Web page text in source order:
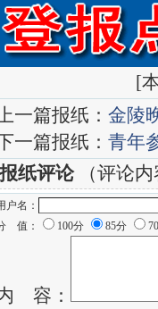
[
一篇报纸： 金陵
一篇报纸： 青年
报纸评论（评论内
户名：
值：
100分 85分
容：